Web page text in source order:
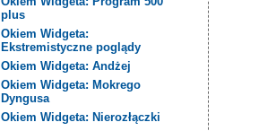
plus
Okiem Widgeta:
Ekstremistyczne poglądy
Okiem Widgeta: Andżej
Okiem Widgeta: Mokrego
Dyngusa
Okiem Widgeta: Nierozłączki